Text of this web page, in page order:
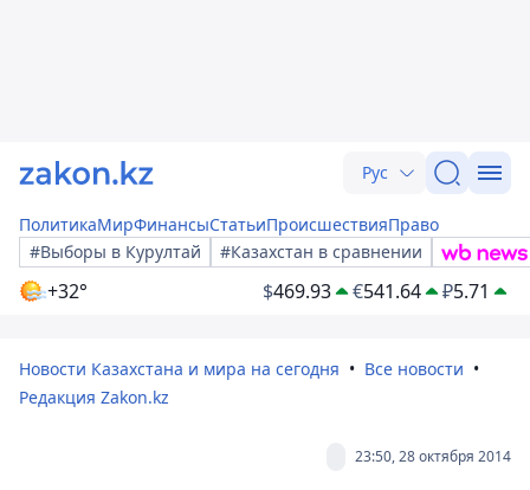
Рус
ПолитикаМирФинансыСтатьиПроисшествияПраво
#Выборы в Курултай
#Казахстан в сравнении
+32° $469.93 €541.64 ₽5.71
Новости Казахстана и мира на сегодня
Все новости
Редакция Zakon.kz
23:50, 28 октября 2014